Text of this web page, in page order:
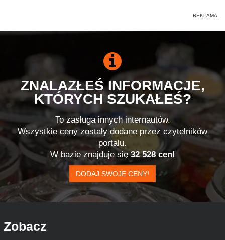
ZNALAZŁEŚ INFORMACJE,
KTÓRYCH SZUKAŁEŚ?
To zasługa innych internautów.
Wszystkie ceny zostały dodane przez czytelników
portalu.
W bazie znajduje się32 528 cen!
DODAJ SWOJE CENY!
Zobacz